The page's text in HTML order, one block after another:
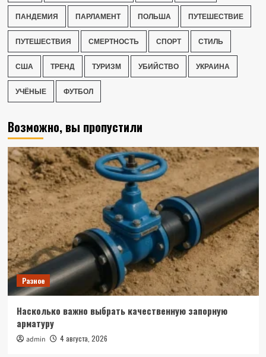
ПАНДЕМИЯ ПАРЛАМЕНТ ПОЛЬША ПУТЕШЕСТВИЕ
ПУТЕШЕСТВИЯ СМЕРТНОСТЬ СПОРТ СТИЛЬ
США ТРЕНД ТУРИЗМ УБИЙСТВО УКРАИНА
УЧЁНЫЕ ФУТБОЛ
Возможно, вы пропустили
Разное
Насколько важно выбрать качественную запорную
арматуру
admin 4 августа, 2026